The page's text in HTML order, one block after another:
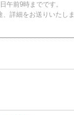
午前9時までです。
、詳細をお送りいたしま